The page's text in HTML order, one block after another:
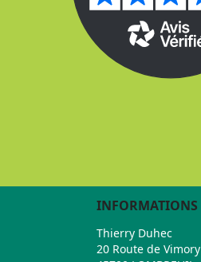
INFORMATIONS
Thierry Duhec
20 Route de Vimory